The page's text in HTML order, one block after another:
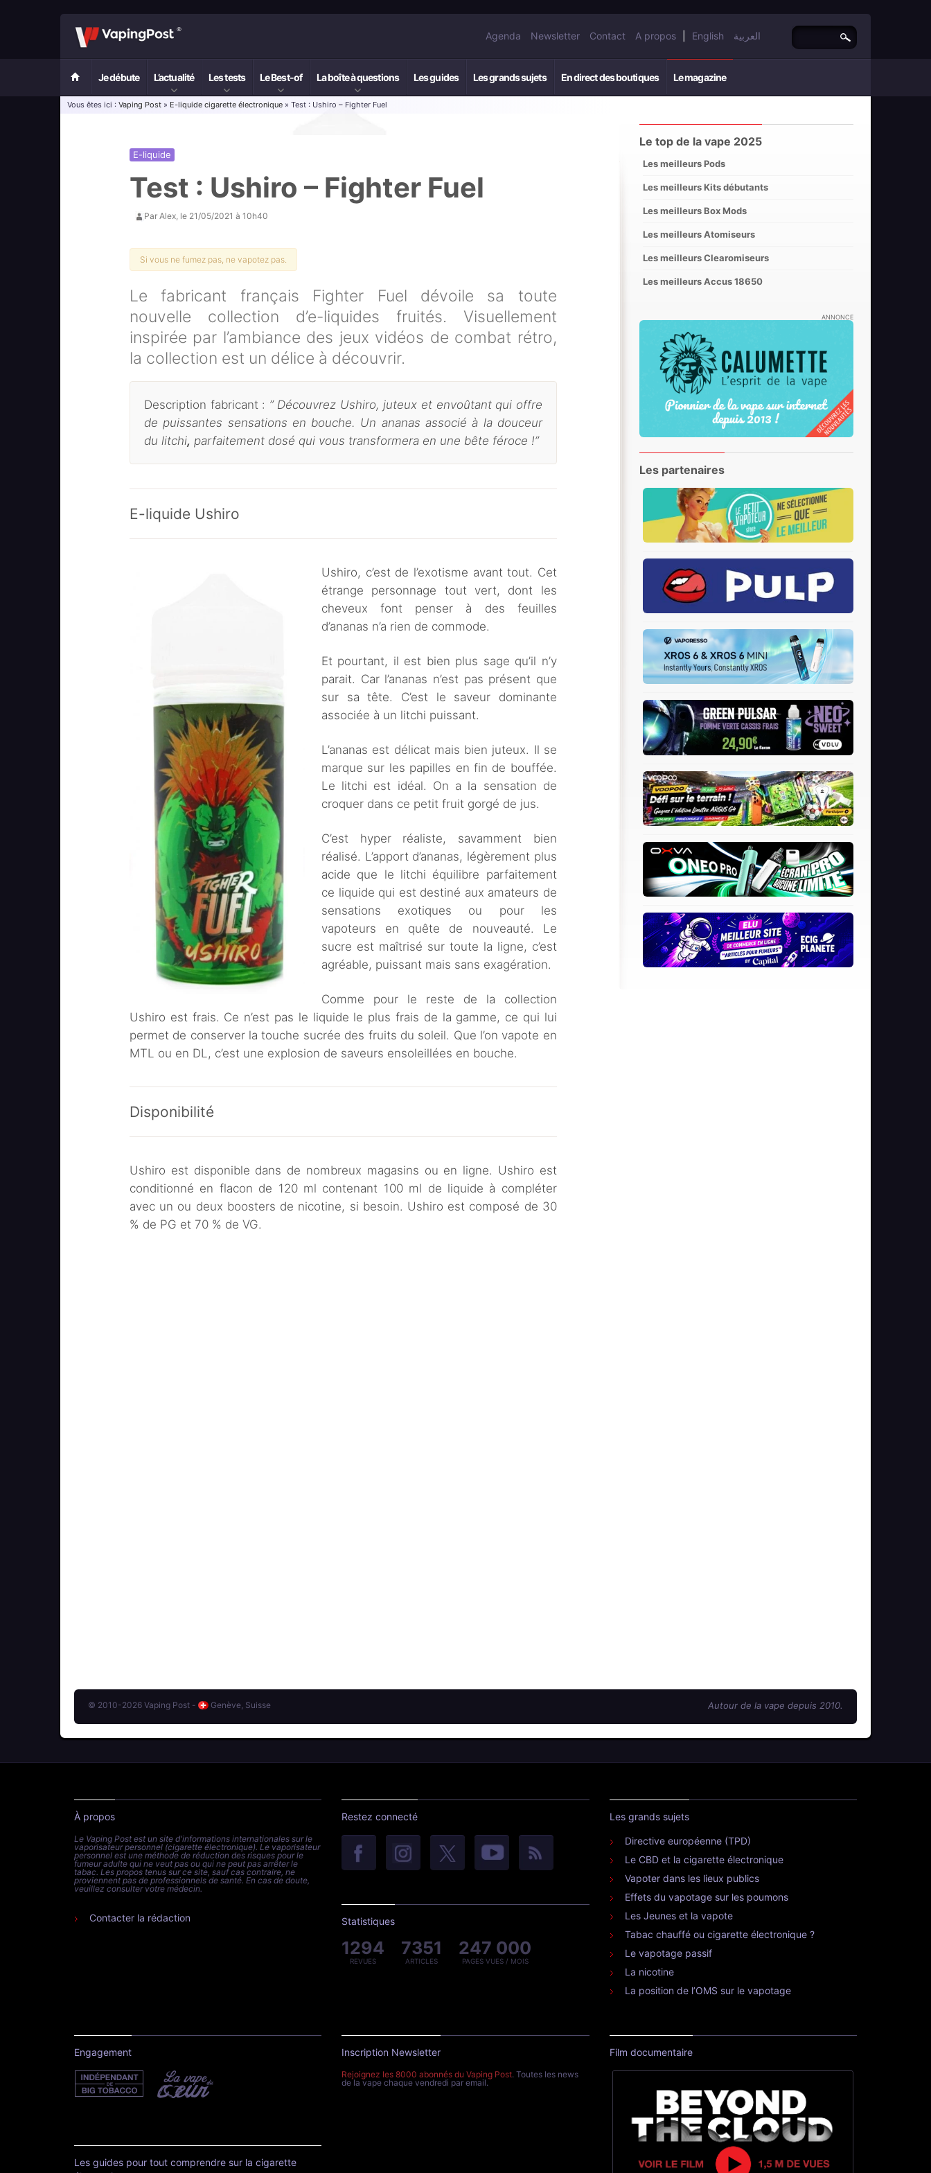
Agenda Newsletter Contact A propos English العربية
Je débute L’actualité Les tests Le Best-of La boîte à questions Les guides Les grands sujets En direct des boutiques Le magazine
Vous êtes ici : Vaping Post » E-liquide cigarette électronique » Test : Ushiro – Fighter Fuel
Test : Ushiro – Fighter Fuel
E-liquide
Par Alex, le 21/05/2021 à 10h40
Si vous ne fumez pas, ne vapotez pas.
Le fabricant français Fighter Fuel dévoile sa toute
nouvelle collection d’e-liquides fruités. Visuellement
inspirée par l’ambiance des jeux vidéos de combat rétro,
la collection est un délice à découvrir.
Description fabricant : ” Découvrez Ushiro, juteux et envoûtant qui offre
de puissantes sensations en bouche. Un ananas associé à la douceur
du litchi, parfaitement dosé qui vous transformera en une bête féroce !”
E-liquide Ushiro
Ushiro, c’est de l’exotisme avant tout. Cet
étrange personnage tout vert, dont les
cheveux font penser à des feuilles
d’ananas n’a rien de commode.
Et pourtant, il est bien plus sage qu’il n’y
parait. Car l’ananas n’est pas présent que
sur sa tête. C’est le saveur dominante
associée à un litchi puissant.
L’ananas est délicat mais bien juteux. Il se
marque sur les papilles en fin de bouffée.
Le litchi est idéal. On a la sensation de
croquer dans ce petit fruit gorgé de jus.
C’est hyper réaliste, savamment bien
réalisé. L’apport d’ananas, légèrement plus
acide que le litchi équilibre parfaitement
ce liquide qui est destiné aux amateurs de
sensations exotiques ou pour les
vapoteurs en quête de nouveauté. Le
sucre est maîtrisé sur toute la ligne, c’est
agréable, puissant mais sans exagération.
Comme pour le reste de la collection
Ushiro est frais. Ce n’est pas le liquide le plus frais de la gamme, ce qui lui
permet de conserver la touche sucrée des fruits du soleil. Que l’on vapote en
MTL ou en DL, c’est une explosion de saveurs ensoleillées en bouche.
Disponibilité
Ushiro est disponible dans de nombreux magasins ou en ligne. Ushiro est
conditionné en flacon de 120 ml contenant 100 ml de liquide à compléter
avec un ou deux boosters de nicotine, si besoin. Ushiro est composé de 30
% de PG et 70 % de VG.
Le top de la vape 2025
Les meilleurs Pods
Les meilleurs Kits débutants
Les meilleurs Box Mods
Les meilleurs Atomiseurs
Les meilleurs Clearomiseurs
Les meilleurs Accus 18650
ANNONCE
Les partenaires
© 2010-2026 Vaping Post - Genève, Suisse Autour de la vape depuis 2010.
À propos
Le Vaping Post est un site d'informations internationales sur le
vaporisateur personnel (cigarette électronique). Le vaporisateur
personnel est une méthode de réduction des risques pour le
fumeur adulte qui ne veut pas ou qui ne peut pas arrêter le
tabac. Les propos tenus sur ce site, sauf cas contraire, ne
proviennent pas de professionnels de santé. En cas de doute,
veuillez consulter votre médecin.
Contacter la rédaction
Restez connecté
Statistiques
1294
REVUES
7351
ARTICLES
247 000
PAGES VUES / MOIS
Les grands sujets
Directive européenne (TPD)
Le CBD et la cigarette électronique
Vapoter dans les lieux publics
Effets du vapotage sur les poumons
Les Jeunes et la vapote
Tabac chauffé ou cigarette électronique ?
Le vapotage passif
La nicotine
La position de l’OMS sur le vapotage
Engagement
Les guides pour tout comprendre sur la cigarette
Inscription Newsletter
Rejoignez les 8000 abonnés du Vaping Post. Toutes les news
de la vape chaque vendredi par email.
Film documentaire